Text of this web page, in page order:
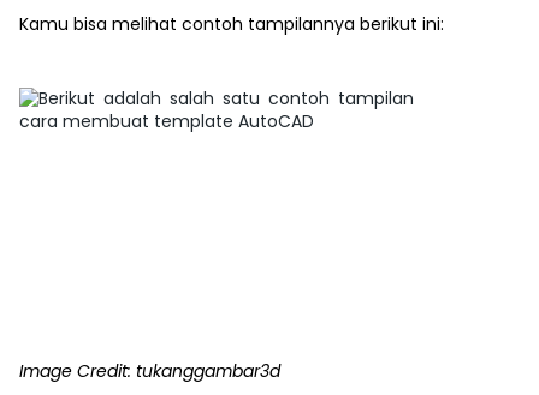
Kamu bisa melihat contoh tampilannya berikut ini:
Image Credit: tukanggambar3d